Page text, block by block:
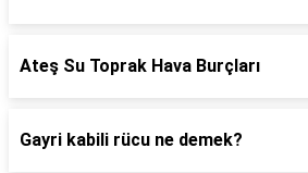
Ateş Su Toprak Hava Burçları
Gayri kabili rücu ne demek?